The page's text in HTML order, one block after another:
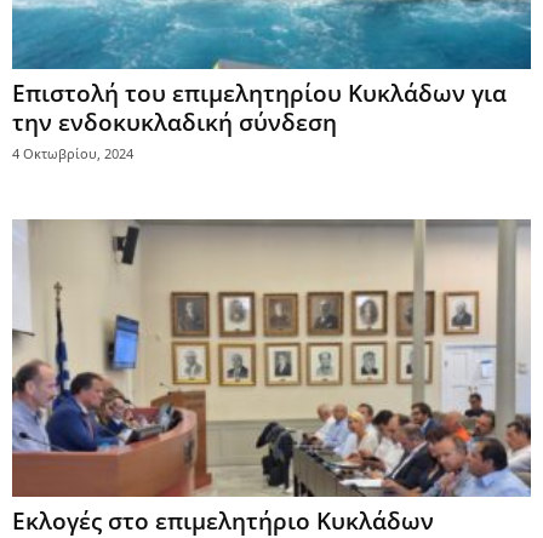
Επιστολή του επιμελητηρίου Κυκλάδων για
την ενδοκυκλαδική σύνδεση
4 Οκτωβρίου, 2024
Εκλογές στο επιμελητήριο Κυκλάδων